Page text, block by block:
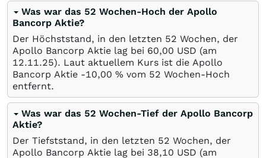
Was war das 52 Wochen-Hoch der Apollo
Bancorp Aktie?
Der Höchststand, in den letzten 52 Wochen, der
Apollo Bancorp Aktie lag bei 60,00 USD (am
12.11.25). Laut aktuellem Kurs ist die Apollo
Bancorp Aktie -10,00 % vom 52 Wochen-Hoch
entfernt.
Was war das 52 Wochen-Tief der Apollo Bancorp
Aktie?
Der Tiefststand, in den letzten 52 Wochen, der
Apollo Bancorp Aktie lag bei 38,10 USD (am